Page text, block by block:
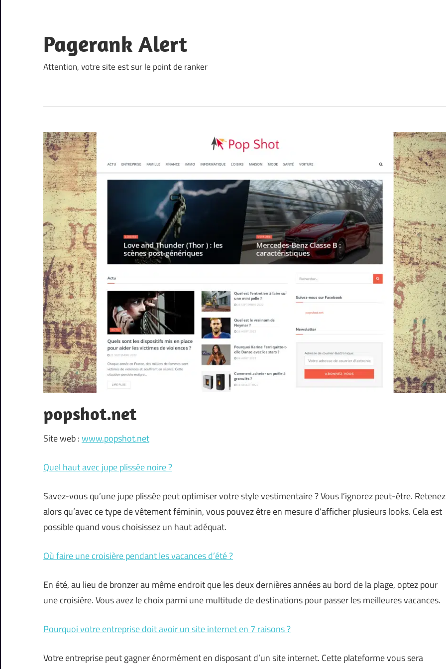
content
Pagerank Alert
Attention, votre site est sur le point de ranker
popshot.net
Site web :www.popshot.net
Quel haut avec jupe plissée noire ?
Savez-vous qu’une jupe plissée peut optimiser votre style vestimentaire ? Vous l’ignorez peut-être. Retenez
alors qu’avec ce type de vêtement féminin, vous pouvez être en mesure d’afficher plusieurs looks. Cela est
possible quand vous choisissez un haut adéquat.
Où faire une croisière pendant les vacances d’été ?
En été, au lieu de bronzer au même endroit que les deux dernières années au bord de la plage, optez pour
une croisière. Vous avez le choix parmi une multitude de destinations pour passer les meilleures vacances.
Pourquoi votre entreprise doit avoir un site internet en 7 raisons ?
Votre entreprise peut gagner énormément en disposant d’un site internet. Cette plateforme vous sera